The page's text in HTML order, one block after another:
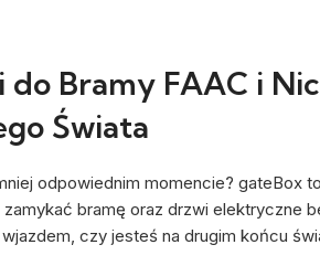
Bramy FAAC i
Świata
odpowiednim momencie? gateBox
bramę oraz drzwi elektryczne
czy jesteś na drugim końcu